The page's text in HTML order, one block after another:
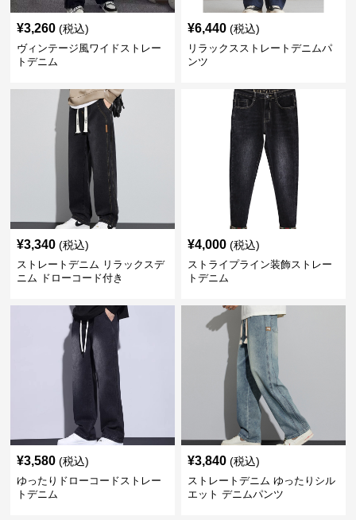
¥3,260 (税込)
ヴィンテージ風ワイドストレー
トデニム
¥6,440 (税込)
リラックスストレートデニムパ
ンツ
¥3,340 (税込)
ストレートデニム リラックスデ
ニム ドローコード付き
¥4,000 (税込)
ストライプライン装飾ストレー
トデニム
¥3,580 (税込)
ゆったりドローコードストレー
トデニム
¥3,840 (税込)
ストレートデニム ゆったりシル
エット デニムパンツ